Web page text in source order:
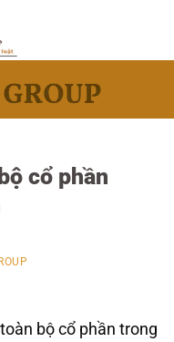
cổ phần
bộ cổ phần trong